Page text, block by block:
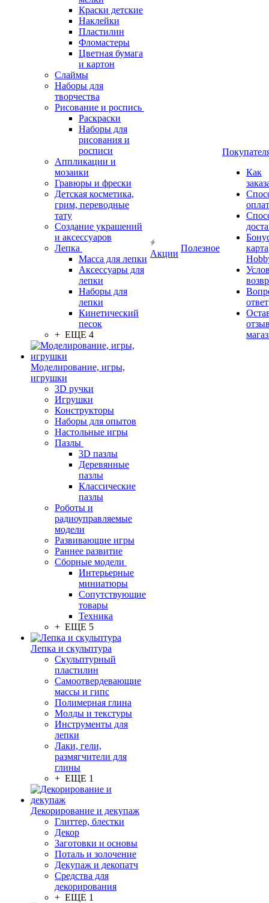
Краски детские
Наклейки
Пластилин
Фломастеры
Цветная бумага
и картон
Слаймы
Наборы для
творчества
Рисование и роспись
Раскраски
Наборы для
рисования и
росписи
Аппликации и
мозаики
Гравюры и фрески
Детская косметика,
грим, переводные
тату
Создание украшений
и аксессуаров
Лепка
Масса для лепки
Аксессуары для
лепки
Наборы для
лепки
Кинетический
песок
+ ЕЩЕ 4
Моделирование, игры,
игрушки
3D ручки
Игрушки
Конструкторы
Наборы для опытов
Настольные игры
Пазлы
3D пазлы
Деревянные
пазлы
Классические
пазлы
Роботы и
радиоуправляемые
модели
Развивающие игры
Раннее развитие
Сборные модели
Интерьерные
миниатюры
Сопутствующие
товары
Техника
+ ЕЩЕ 5
Лепка и скульптура
Скульптурный
пластилин
Самоотвердевающие
массы и гипс
Полимерная глина
Молды и текстуры
Инструменты для
лепки
Лаки, гели,
размягчители для
глины
+ ЕЩЕ 1
Декорирование и декупаж
Глиттер, блестки
Декор
Заготовки и основы
Поталь и золочение
Декупаж и декопатч
Средства для
декорирования
+ ЕЩЕ 1
Акции
Полезное
Как
карта
ответ